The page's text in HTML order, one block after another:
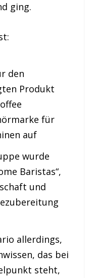
ging.
den
Produkt
für
auf
wurde
Baristas“,
und
allerdings,
das bei
steht,